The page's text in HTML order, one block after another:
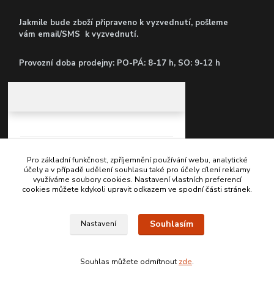
Jakmile bude zboží připraveno k vyzvednutí, pošleme
vám email/SMS k vyzvednutí.
Provozní doba prodejny: PO-PÁ: 8-17 h, SO: 9-12 h
+420 603467970
Pro základní funkčnost, zpříjemnění používání webu, analytické
účely a v případě udělení souhlasu také pro účely cílení reklamy
využíváme soubory cookies. Nastavení vlastních preferencí
cookies můžete kdykoli upravit odkazem ve spodní části stránek.
Nastavení Souhlasím
Souhlas můžete odmítnout zde.